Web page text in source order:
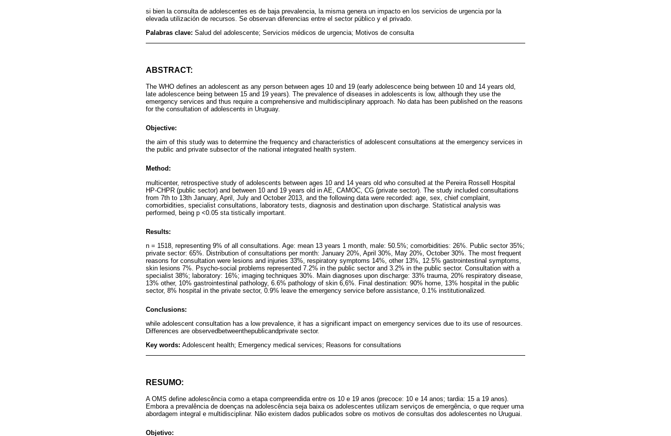
si bien la consulta de adolescentes es de baja prevalencia, la misma genera un impacto en los servicios de urgencia por la
elevada utilización de recursos. Se observan diferencias entre el sector público y el privado.
Palabras clave: Salud del adolescente; Servicios médicos de urgencia; Motivos de consulta
ABSTRACT:
The WHO defines an adolescent as any person between ages 10 and 19 (early adolescence being between 10 and 14 years old,
late adolescence being between 15 and 19 years). The prevalence of diseases in adolescents is low, although they use the
emergency services and thus require a comprehensive and multidisciplinary approach. No data has been published on the reasons
for the consultation of adolescents in Uruguay.
Objective:
the aim of this study was to determine the frequency and characteristics of adolescent consultations at the emergency services in
the public and private subsector of the national integrated health system.
Method:
multicenter, retrospective study of adolescents between ages 10 and 14 years old who consulted at the Pereira Rossell Hospital
HP-CHPR (public sector) and between 10 and 19 years old in AE, CAMOC, CG (private sector). The study included consultations
from 7th to 13th January, April, July and October 2013, and the following data were recorded: age, sex, chief complaint,
comorbidities, specialist consultations, laboratory tests, diagnosis and destination upon discharge. Statistical analysis was
performed, being p <0.05 sta tistically important.
Results:
n = 1518, representing 9% of all consultations. Age: mean 13 years 1 month, male: 50.5%; comorbidities: 26%. Public sector 35%;
private sector: 65%. Distribution of consultations per month: January 20%, April 30%, May 20%, October 30%. The most frequent
reasons for consultation were lesions and injuries 33%, respiratory symptoms 14%, other 13%, 12.5% gastrointestinal symptoms,
skin lesions 7%. Psycho-social problems represented 7.2% in the public sector and 3.2% in the public sector. Consultation with a
specialist 38%; laboratory: 16%; imaging techniques 30%. Main diagnoses upon discharge: 33% trauma, 20% respiratory disease,
13% other, 10% gastrointestinal pathology, 6.6% pathology of skin 6,6%. Final destination: 90% home, 13% hospital in the public
sector, 8% hospital in the private sector, 0.9% leave the emergency service before assistance, 0.1% institutionalized.
Conclusions:
while adolescent consultation has a low prevalence, it has a significant impact on emergency services due to its use of resources.
Differences are observedbetweenthepublicandprivate sector.
Key words: Adolescent health; Emergency medical services; Reasons for consultations
RESUMO:
A OMS define adolescência como a etapa compreendida entre os 10 e 19 anos (precoce: 10 e 14 anos; tardia: 15 a 19 anos).
Embora a prevalência de doenças na adolescência seja baixa os adolescentes utilizam serviços de emergência, o que requer uma
abordagem integral e multidisciplinar. Não existem dados publicados sobre os motivos de consultas dos adolescentes no Uruguai.
Objetivo: